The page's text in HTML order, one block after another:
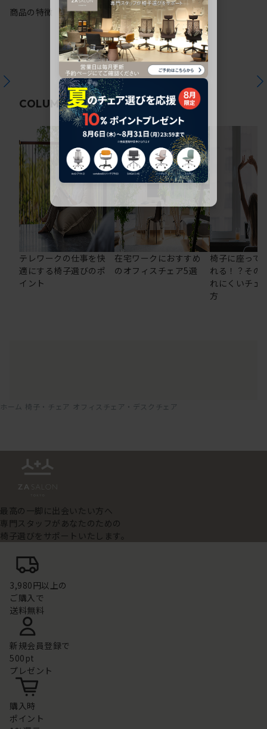
商品の特徴
COLUMN関連コラム
テレワークの仕事を快
適にする椅子選びのポ
イント
在宅ワークにおすすめ
のオフィスチェア5選
椅子に座って
れる！？その
れにくいチェ
方
ホーム 椅子・チェア オフィスチェア・デスクチェア
最高の一脚に出会いたい方へ
専門スタッフがあなたのための
椅子選びをサポートいたします。
3,980円以上の
ご購入で
送料無料
新規会員登録で
500pt
プレゼント
購入時
ポイント